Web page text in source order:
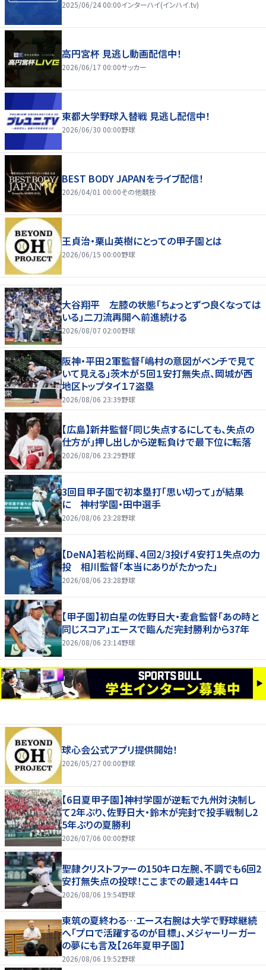
2025/06/24 00:00インターハイ(インハイ.tv)
高円宮杯 見逃し動画配信中！
2026/06/17 00:00サッカー
東都大学野球入替戦 見逃し配信中！
2026/06/30 00:00野球
BEST BODY JAPANをライブ配信！
2026/04/01 00:00その他競技
王貞治・栗山英樹にとっての甲子園とは
2026/06/15 00:00野球
大谷翔平 左膝の状態「ちょっとずつ良くなっては
いる」二刀流再開へ前進続ける
2026/08/07 02:00野球
阪神・平田２軍監督「嶋村の意図がベンチで見て
いて見える」茨木が５回１安打無失点、岡城が西
地区トップタイ１７盗塁
2026/08/06 23:39野球
【広島】新井監督「同じ失点するにしても、失点の
仕方が」押し出しから逆転負けで最下位に転落
2026/08/06 23:29野球
3回目甲子園で初本塁打「思い切って」が結果
に 神村学園・田中選手
2026/08/06 23:28野球
【DeNA】若松尚輝、４回2/3投げ４安打１失点の力
投 相川監督「本当にありがたかった」
2026/08/06 23:28野球
【甲子園】初白星の佐野日大・麦倉監督「あの時と
同じスコア」エースで臨んだ完封勝利から37年
2026/08/06 23:14野球
球心会公式アプリ提供開始！
2026/05/27 00:00野球
【6日夏甲子園】神村学園が逆転で九州対決制し
て2年ぶり、佐野日大・鈴木が完封で投手戦制し2
5年ぶりの夏勝利
2026/07/06 00:00野球
聖隷クリストファーの150キロ左腕、不調でも6回2
安打無失点の投球！ここまでの最速144キロ
2026/08/06 19:54野球
東筑の夏終わる…エース右腕は大学で野球継続
へ「プロで活躍するのが目標」、メジャーリーガー
の夢にも言及【26年夏甲子園】
2026/08/06 19:52野球